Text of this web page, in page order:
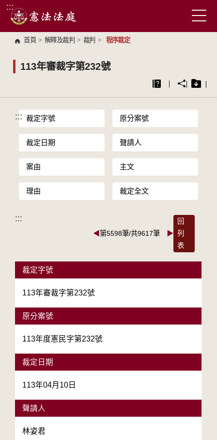
跳到主要內容區塊
:::
首頁 > 解釋及裁判 > 裁判 > 程序裁定
113年審裁字第232號
::: 裁定字號 原分案號
裁定日期 聲請人
案由 主文
理由 裁定全文
:::
◀第5598筆/共9617筆 ▶
回
列
表
裁定字號
113年審裁字第232號
原分案號
113年度憲民字第232號
裁定日期
113年04月10日
聲請人
林姿君